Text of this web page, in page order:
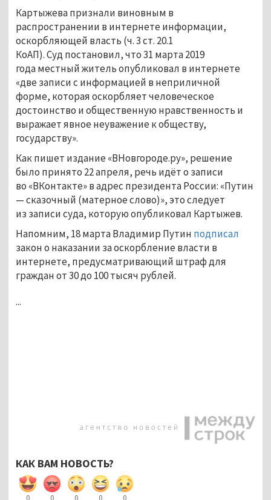
Картыжева признали виновным в
распространении в интернете информации,
оскорбляющей власть (ч. 3 ст. 20.1
КоАП). Суд постановил, что 31 марта 2019
года местный житель опубликовал в интернете
«две записи с информацией в неприличной
форме, которая оскорбляет человеческое
достоинство и общественную нравственность и
выражает явное неуважение к обществу,
государству».
Как пишет издание «ВНовгороде.ру», решение
было принято 22 апреля, речь идёт о записи
во «ВКонтакте» в адрес президента России: «Путин
— сказочный (матерное слово)», это следует
из записи суда, которую опубликовал Картыжев.
Напомним, 18 марта Владимир Путин подписал
закон о наказании за оскорбление власти в
интернете, предусматривающий штраф для
граждан от 30 до 100 тысяч рублей.
...
КАК ВАМ НОВОСТЬ?
0 0 0 0 0